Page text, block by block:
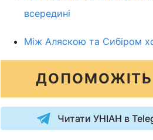
всередині
Між Аляскою та Сибіром
Читати УНІАН в